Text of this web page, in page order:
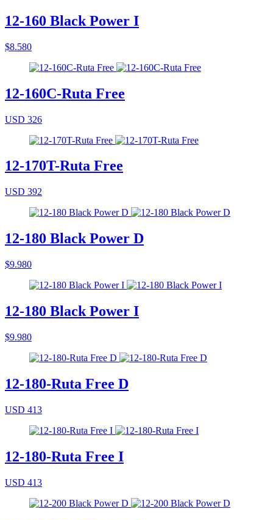
12-160 Black Power I
$8.580
12-160C-Ruta Free
USD 326
12-170T-Ruta Free
USD 392
12-180 Black Power D
$9.980
12-180 Black Power I
$9.980
12-180-Ruta Free D
USD 413
12-180-Ruta Free I
USD 413